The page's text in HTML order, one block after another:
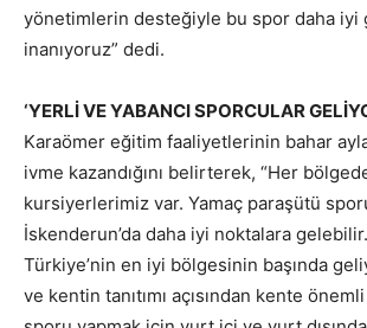
yönetimlerin desteğiyle bu spor daha iyi
inanıyoruz” dedi.
‘YERLİ VE YABANCI SPORCULAR
Karaömer eğitim faaliyetlerinin bahar
ivme kazandığını belirterek, “Her
kursiyerlerimiz var. Yamaç paraşütü
İskenderun’da daha iyi noktalara
Türkiye’nin en iyi bölgesinin başında
ve kentin tanıtımı açısından kente